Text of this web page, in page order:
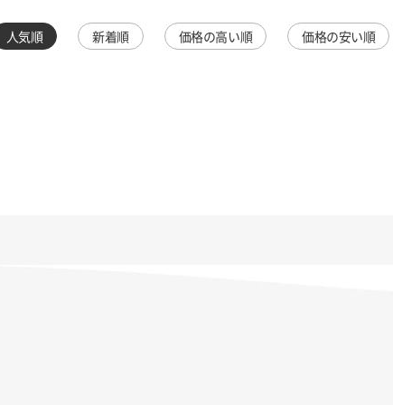
人気順 新着順 価格の高い順 価格の安い順